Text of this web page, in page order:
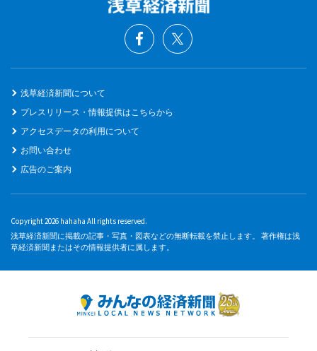
浅草経済新聞について
プレスリリース・情報提供はこちらから
アクセスデータの利用について
お問い合わせ
広告のご案内
Copyright 2026 hahaha All rights reserved.
浅草経済新聞に掲載の記事・写真・図表などの無断転載を禁止します。 著作権は浅
草経済新聞またはその情報提供者に属します。